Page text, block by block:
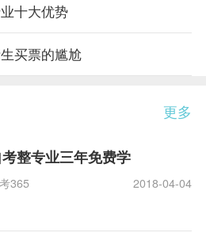
十大优势
买票的尴尬
更多
考整专业三年免费学
365 2018-04-04